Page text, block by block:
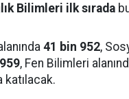
Bilimleri ilk sırada
41 bin 952,
, Fen Bilimleri
katılacak.